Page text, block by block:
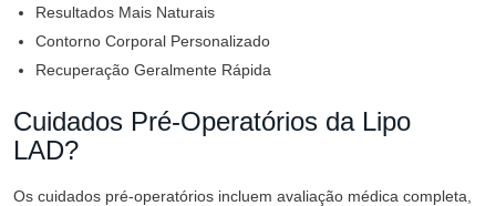
Resultados Mais Naturais
Contorno Corporal Personalizado
Recuperação Geralmente Rápida
Cuidados Pré-Operatórios da Lipo
LAD?
Os cuidados pré-operatórios incluem avaliação médica completa,